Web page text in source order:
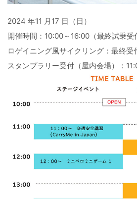
2024 年11 月17 日（日）
開催時間：10:00～16:00（最終試乗受
ロゲイニング風サイクリング：最終受
スタンプラリー受付（屋内会場）：